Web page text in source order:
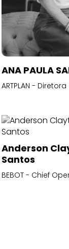
ANA PAULA
ARTPLAN -
Anderson
Santos
BEBOT - Chief